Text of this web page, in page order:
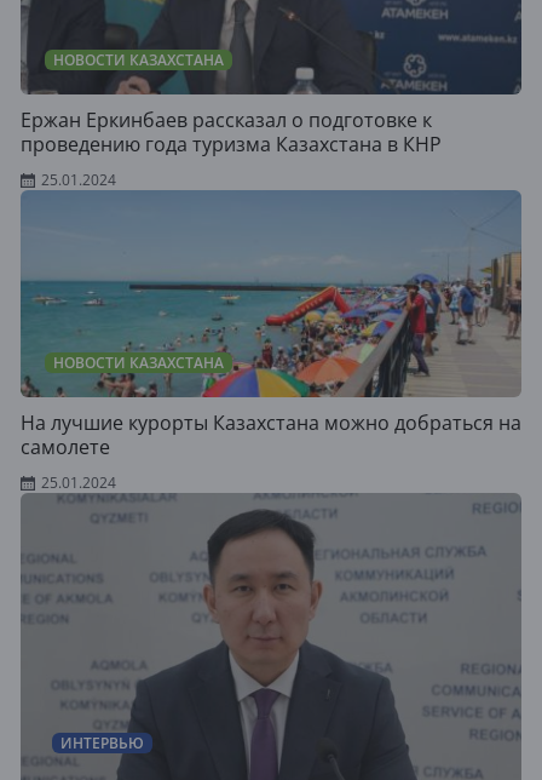
НОВОСТИ КАЗАХСТАНА
Ержан Еркинбаев рассказал о подготовке к
проведению года туризма Казахстана в КНР
25.01.2024
НОВОСТИ КАЗАХСТАНА
На лучшие курорты Казахстана можно добраться на
самолете
25.01.2024
ИНТЕРВЬЮ